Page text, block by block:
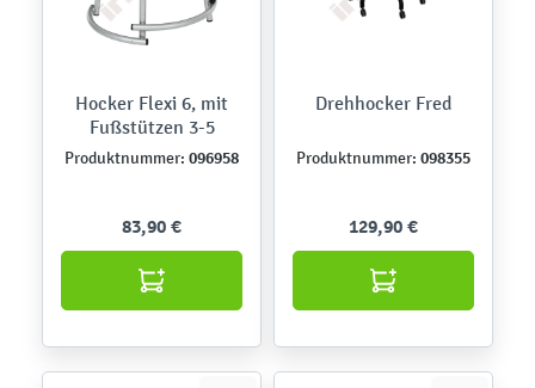
Hocker Flexi 6, mit
Fußstützen 3-5
Produktnummer: 096958
83,90 €
Drehhocker Fred
Produktnummer: 098355
129,90 €